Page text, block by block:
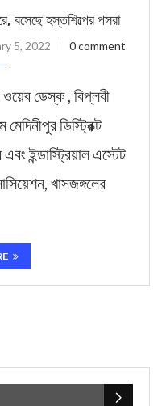
বসেছে হস্তশিল্পের পসরা
5, 2022 0 comment
ডেস্ক , বিপ্লবী
ডিস্ট্রিক্ট
এবং ইন্ডাস্ট্রিয়াল এস্টেট
খাসজঙ্গলের